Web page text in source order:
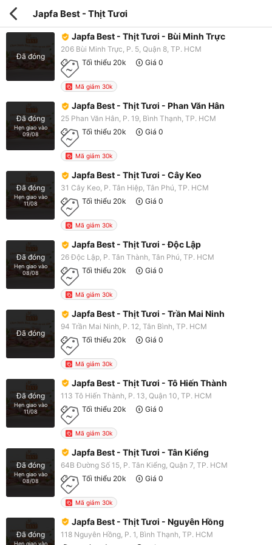
Japfa Best - Thịt Tươi
Đã đóng
Japfa Best - Thịt Tươi - Bùi Minh Trực
206 Bùi Minh Trực, P. 5, Quận 8, TP. HCM
Tối thiểu 20k
Giá 0
Mã giảm 30k
Đã đóng
Hẹn giao vào
09/08
Japfa Best - Thịt Tươi - Phan Văn Hân
25 Phan Văn Hân, P. 19, Bình Thạnh, TP. HCM
Tối thiểu 20k
Giá 0
Mã giảm 30k
Đã đóng
Hẹn giao vào
11/08
Japfa Best - Thịt Tươi - Cây Keo
31 Cây Keo, P. Tân Hiệp, Tân Phú, TP. HCM
Tối thiểu 20k
Giá 0
Mã giảm 30k
Đã đóng
Hẹn giao vào
08/08
Japfa Best - Thịt Tươi - Độc Lập
26 Độc Lập, P. Tân Thành, Tân Phú, TP. HCM
Tối thiểu 20k
Giá 0
Mã giảm 30k
Đã đóng
Japfa Best - Thịt Tươi - Trần Mai Ninh
94 Trần Mai Ninh, P. 12, Tân Bình, TP. HCM
Tối thiểu 20k
Giá 0
Mã giảm 30k
Đã đóng
Hẹn giao vào
11/08
Japfa Best - Thịt Tươi - Tô Hiến Thành
113 Tô Hiến Thành, P. 13, Quận 10, TP. HCM
Tối thiểu 20k
Giá 0
Mã giảm 30k
Đã đóng
Hẹn giao vào
08/08
Japfa Best - Thịt Tươi - Tân Kiểng
64B Đường Số 15, P. Tân Kiểng, Quận 7, TP. HCM
Tối thiểu 20k
Giá 0
Mã giảm 30k
Đã đóng
Hẹn giao vào
Japfa Best - Thịt Tươi - Nguyên Hồng
118 Nguyên Hồng, P. 1, Bình Thạnh, TP. HCM